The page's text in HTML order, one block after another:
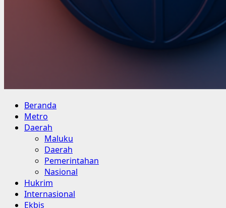
Primary
Menu
Beranda
Metro
Daerah
Maluku
Daerah
Pemerintahan
Nasional
Hukrim
Internasional
Ekbis